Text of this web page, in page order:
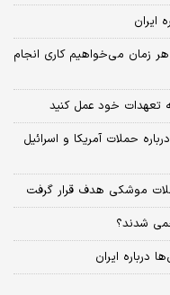
ایران
هر زمان می‌خواهیم کاری انجام
تعهدات خود عمل کنید
حملات آمریکا و اسرائیل
موشکی هدف قرار گرفت
شدند؟
درباره ایران